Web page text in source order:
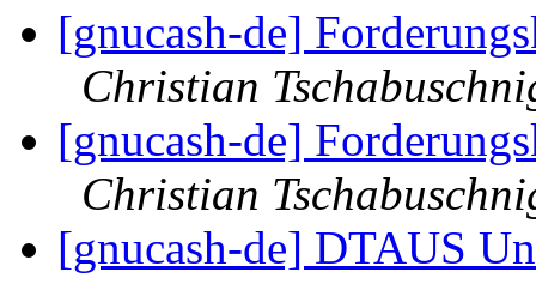
[gnucash-de]
Christian
[gnucash-de]
Christian
[gnucash-de] DTAUS